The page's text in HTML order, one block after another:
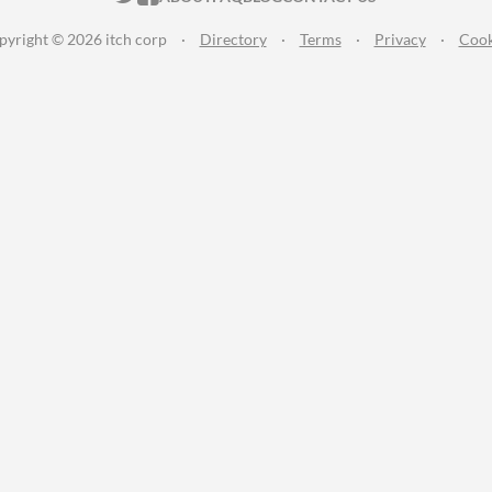
© 2026 itch corp · Directory · Terms · Privacy ·